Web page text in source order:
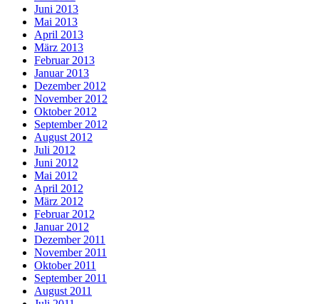
Juni 2013
Mai 2013
April 2013
März 2013
Februar 2013
Januar 2013
Dezember 2012
November 2012
Oktober 2012
September 2012
August 2012
Juli 2012
Juni 2012
Mai 2012
April 2012
März 2012
Februar 2012
Januar 2012
Dezember 2011
November 2011
Oktober 2011
September 2011
August 2011